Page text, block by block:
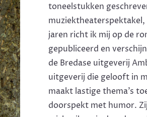
toneelstukken
jaren richt ik mij op de
gepubliceerd en
de Bredase uitgeverij
uitgeverij die gelooft in
maakt lastige thema’s
doorspekt met humor.